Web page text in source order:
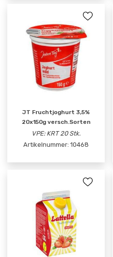
JT Fruchtjoghurt 3,5%
20x150g versch.Sorten
VPE: KRT 20 Stk.
Artikelnummer: 10468